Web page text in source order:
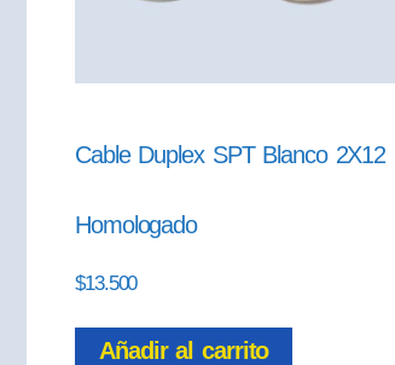
Cable Duplex SPT Blanco 2X12
Homologado
$13.500
Añadir al carrito